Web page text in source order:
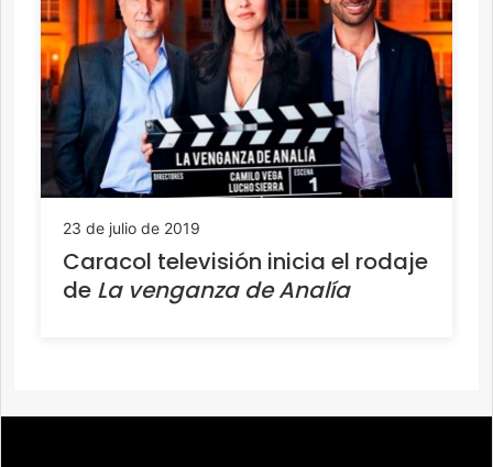
23 de julio de 2019
Caracol televisión inicia el rodaje
de La venganza de Analía